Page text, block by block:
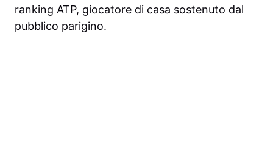
ranking ATP, giocatore di casa sostenuto dal
pubblico parigino.